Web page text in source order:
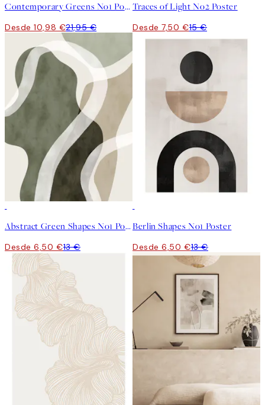
Contemporary Greens No1 Poster
Desde 10,98 €21,95 €
Traces of Light No2 Poster
Desde 7,50 €15 €
Abstract Green Shapes No1 Poster
Desde 6,50 €13 €
Berlin Shapes No1 Poster
Desde 6,50 €13 €